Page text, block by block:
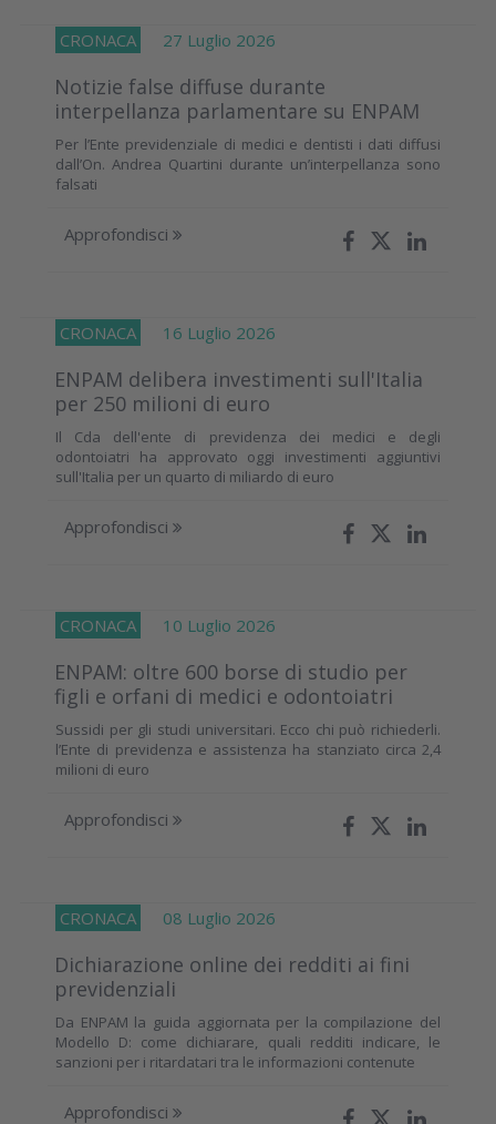
CRONACA 27 Luglio 2026
Notizie false diffuse durante
interpellanza parlamentare su ENPAM
Per l’Ente previdenziale di medici e dentisti i dati diffusi
dall’On. Andrea Quartini durante un’interpellanza sono
falsati
Approfondisci
CRONACA 16 Luglio 2026
ENPAM delibera investimenti sull'Italia
per 250 milioni di euro
Il Cda dell'ente di previdenza dei medici e degli
odontoiatri ha approvato oggi investimenti aggiuntivi
sull'Italia per un quarto di miliardo di euro
Approfondisci
CRONACA 10 Luglio 2026
ENPAM: oltre 600 borse di studio per
figli e orfani di medici e odontoiatri
Sussidi per gli studi universitari. Ecco chi può richiederli.
l’Ente di previdenza e assistenza ha stanziato circa 2,4
milioni di euro
Approfondisci
CRONACA 08 Luglio 2026
Dichiarazione online dei redditi ai fini
previdenziali
Da ENPAM la guida aggiornata per la compilazione del
Modello D: come dichiarare, quali redditi indicare, le
sanzioni per i ritardatari tra le informazioni contenute
Approfondisci